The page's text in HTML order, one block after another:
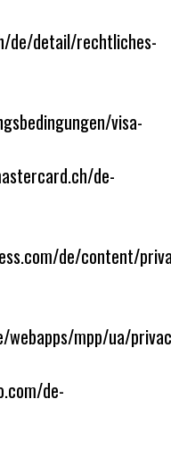
de/detail/rechtliches-
visa-
de-
de/content/
mpp/ua/
de-